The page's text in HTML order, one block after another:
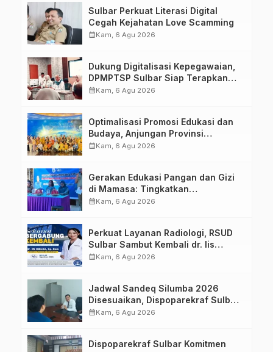
Sulbar Perkuat Literasi Digital
Cegah Kejahatan Love Scamming
calendar_monthKam, 6 Agu 2026
Dukung Digitalisasi Kepegawaian,
DPMPTSP Sulbar Siap Terapkan
Aplikasi FLEKSI ASN
calendar_monthKam, 6 Agu 2026
Optimalisasi Promosi Edukasi dan
Budaya, Anjungan Provinsi
Sulawesi Barat Perkuat Kolaborasi
calendar_monthKam, 6 Agu 2026
Gerakan Edukasi Pangan dan Gizi
di Mamasa: Tingkatkan
Pengetahuan dan Keterampilan
calendar_monthKam, 6 Agu 2026
Perkuat Layanan Radiologi, RSUD
Sulbar Sambut Kembali dr. Iis
Imelda, Sp.Rad
calendar_monthKam, 6 Agu 2026
Jadwal Sandeq Silumba 2026
Disesuaikan, Dispoparekraf Sulbar
Pastikan Persiapan Tetap
calendar_monthKam, 6 Agu 2026
Dispoparekraf Sulbar Komitmen